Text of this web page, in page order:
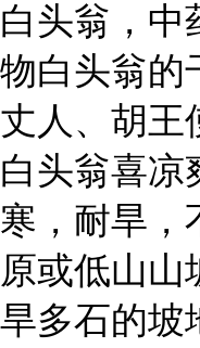
白头翁，中
物白头翁的
丈人、胡王
白头翁喜凉
寒，耐旱，
原或低山山
旱多石的坡